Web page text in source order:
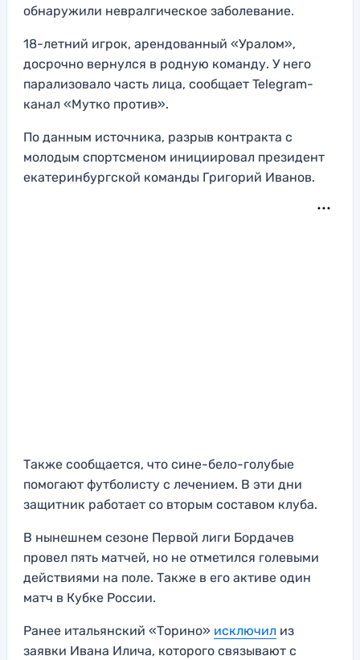
обнаружили невралгическое заболевание.
18-летний игрок, арендованный «Уралом»,
досрочно вернулся в родную команду. У него
парализовало часть лица, сообщает Telegram-
канал «Мутко против».
По данным источника, разрыв контракта с
молодым спортсменом инициировал президент
екатеринбургской команды Григорий Иванов.
Также сообщается, что сине-бело-голубые
помогают футболисту с лечением. В эти дни
защитник работает со вторым составом клуба.
В нынешнем сезоне Первой лиги Бордачев
провел пять матчей, но не отметился голевыми
действиями на поле. Также в его активе один
матч в Кубке России.
Ранее итальянский «Торино» исключил из
заявки Ивана Илича, которого связывают с